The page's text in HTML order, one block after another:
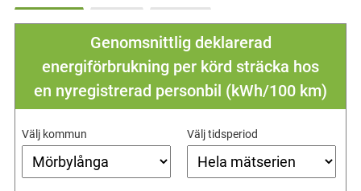
Genomsnittlig deklarerad
energiförbrukning per körd sträcka hos
en nyregistrerad personbil (kWh/100 km)
Välj kommun Välj tidsperiod